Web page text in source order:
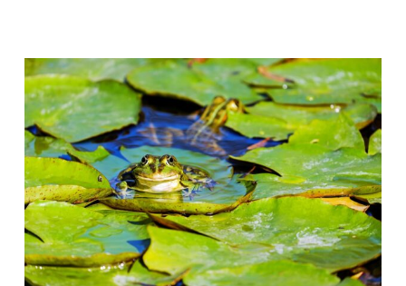
¿Cómo
reducir
la
evaporación
de
mi
embalse?